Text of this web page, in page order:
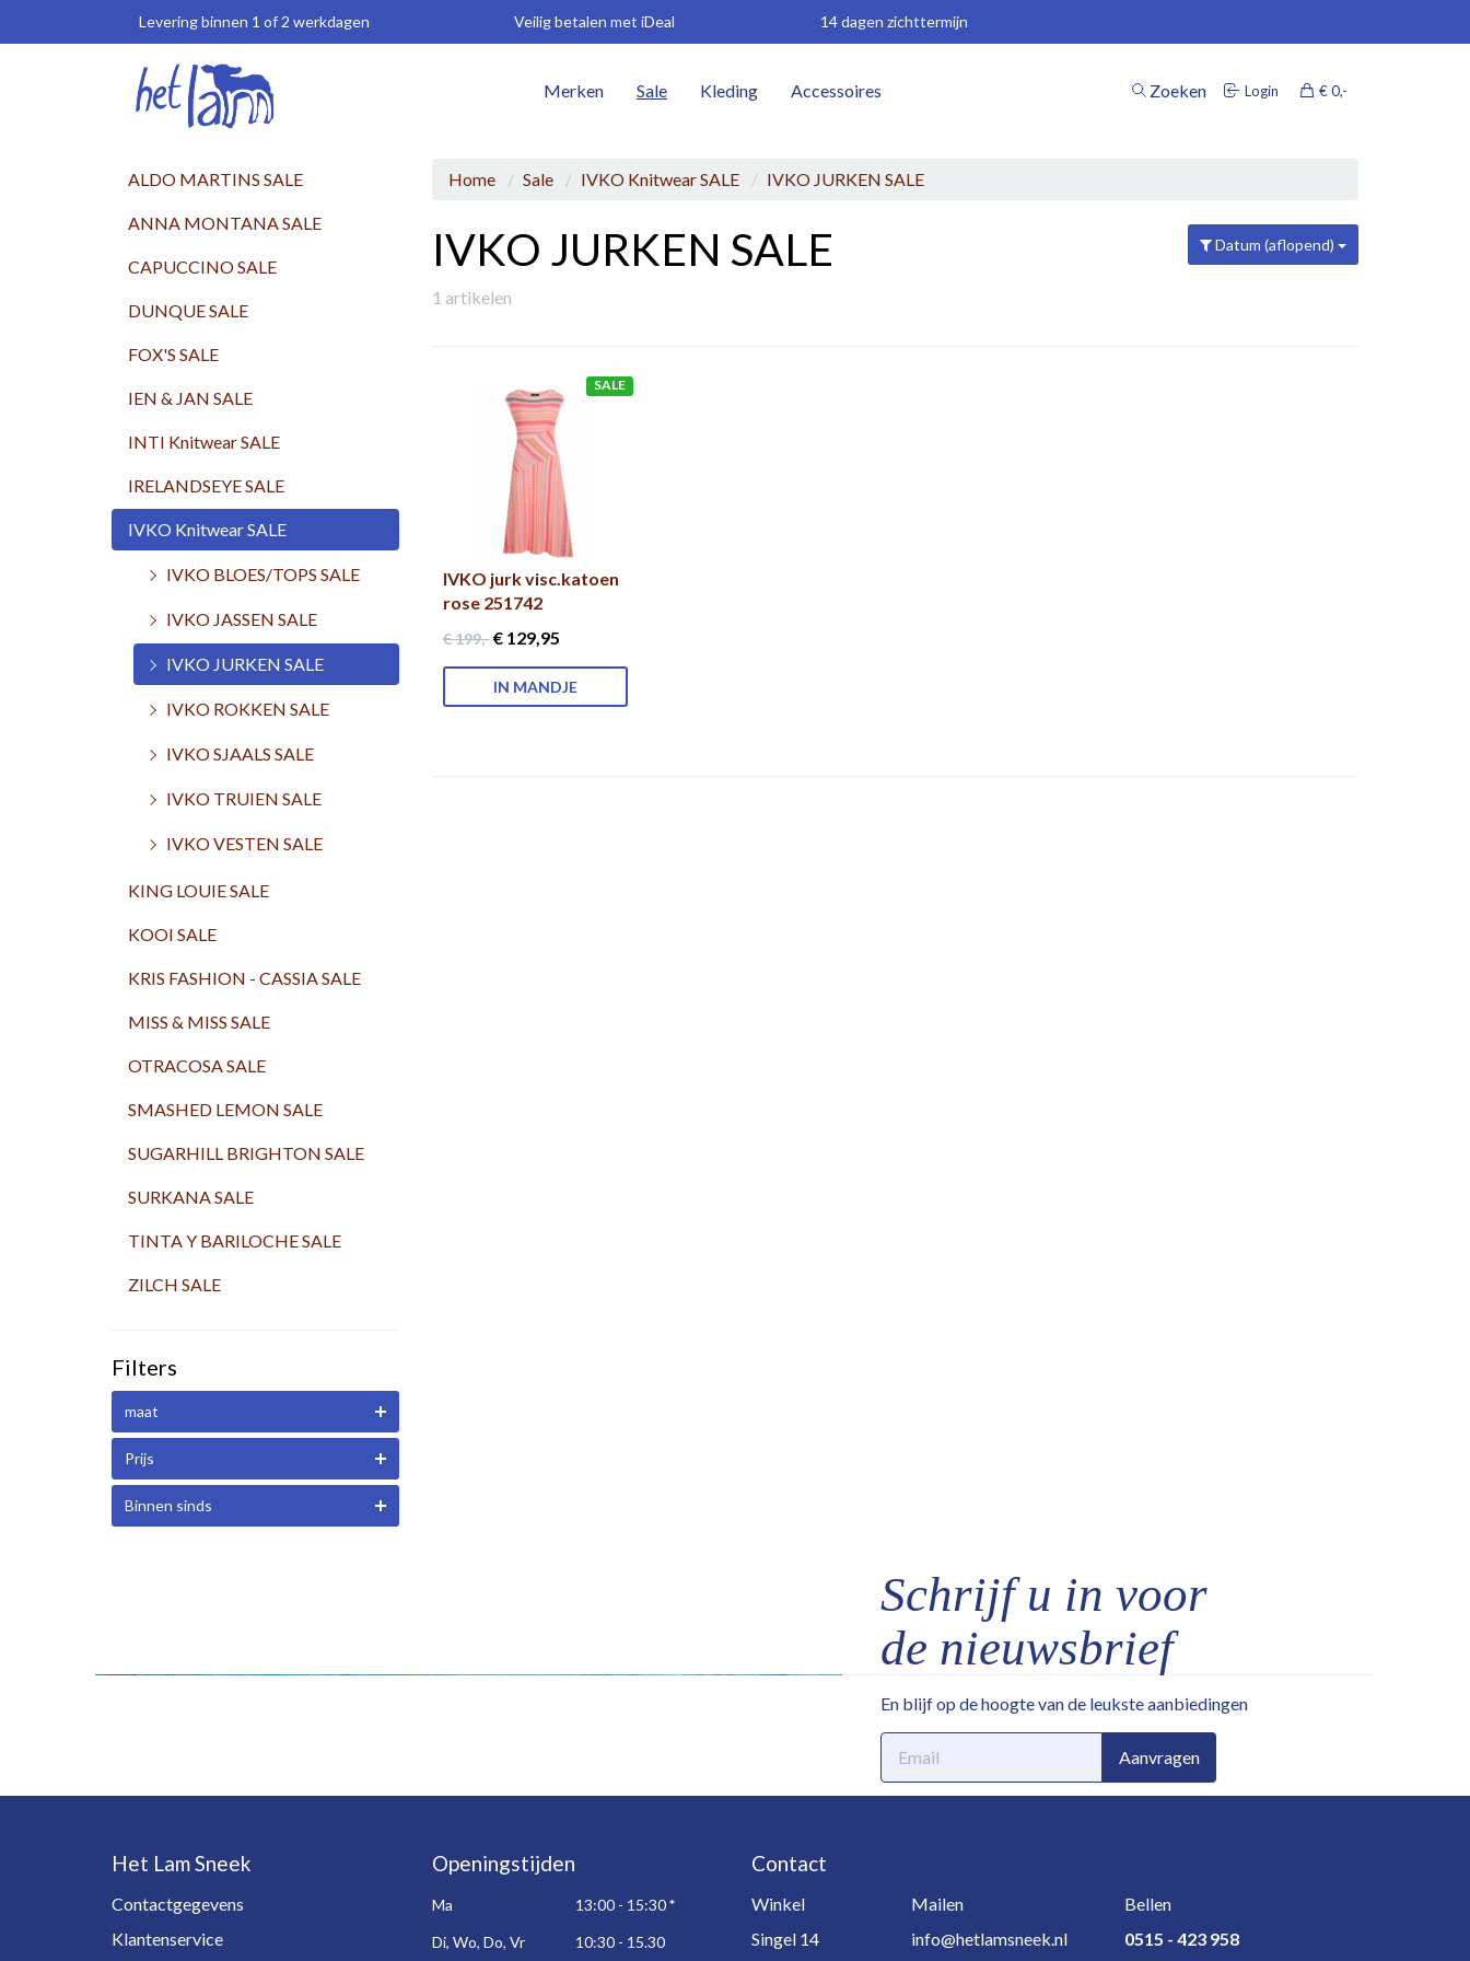
Levering binnen 1 of 2 werkdagen Veilig betalen met iDeal 14 dagen zichttermijn
Merken Sale Kleding Accessoires Zoeken Login € 0,-
Uw winkelwagen is leeg.
ALDO MARTINS SALE
ANNA MONTANA SALE
CAPUCCINO SALE
DUNQUE SALE
FOX'S SALE
IEN & JAN SALE
INTI Knitwear SALE
IRELANDSEYE SALE
IVKO Knitwear SALE
IVKO BLOES/TOPS SALE
IVKO JASSEN SALE
IVKO JURKEN SALE
IVKO ROKKEN SALE
IVKO SJAALS SALE
IVKO TRUIEN SALE
IVKO VESTEN SALE
KING LOUIE SALE
KOOI SALE
KRIS FASHION - CASSIA SALE
MISS & MISS SALE
OTRACOSA SALE
SMASHED LEMON SALE
SUGARHILL BRIGHTON SALE
SURKANA SALE
TINTA Y BARILOCHE SALE
ZILCH SALE
Filters
maat
Prijs
Binnen sinds
Home Sale IVKO Knitwear SALE IVKO JURKEN SALE
IVKO JURKEN SALE Datum (aflopend)
1 artikelen
SALE
IVKO jurk visc.katoen
rose 251742
€ 199,-€ 129,95
IN MANDJE
Schrijf u in voor
de nieuwsbrief
En blijf op de hoogte van de leukste aanbiedingen
E-
mailadres
Aanvragen
Het Lam Sneek
Contactgegevens
Klantenservice
Openingstijden
Ma 13:00 - 15:30*
Di, Wo, Do, Vr
10:30 - 15.30
Contact
Winkel
Singel 14
Mailen
info@hetlamsneek.nl
Bellen
0515 - 423 958